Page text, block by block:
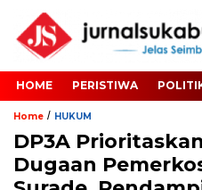
HOME PERISTIWA
Home / HUKUM
DP3A
Dugaan